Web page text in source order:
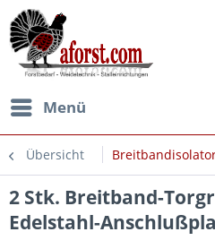
Menü
Übersicht
2 Stk. Breitband-
Edelstahl-